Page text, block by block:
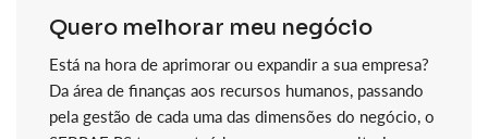
Quero melhorar meu negócio
Está na hora de aprimorar ou expandir a sua empresa?
Da área de finanças aos recursos humanos, passando
pela gestão de cada uma das dimensões do negócio, o